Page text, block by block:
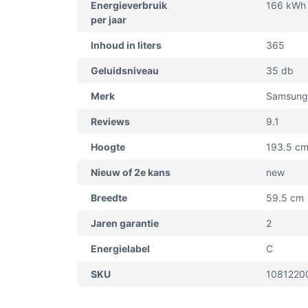
Energieverbruik
per jaar
166 kWh
Inhoud in liters 365
Geluidsniveau 35 db
Merk Samsung
Reviews 9.1
Hoogte 193.5 cm
Nieuw of 2e kans new
Breedte 59.5 cm
Jaren garantie 2
Energielabel C
SKU